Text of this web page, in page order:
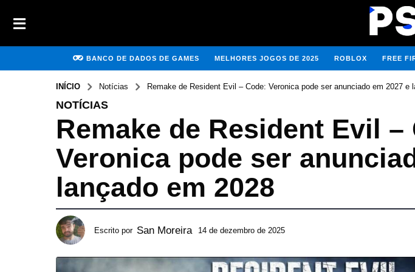
BANCO DE DADOS DE GAMES MELHORES JOGOS DE 2025 ROBLOX FREE
INÍCIO Notícias Remake de Resident Evil – Code: Veronica pode ser anunciado em 2027 e
NOTÍCIAS
Remake de Resident Evil –
Veronica pode ser
lançado em 2028
Escrito por San Moreira 14 de dezembro de 2025
e